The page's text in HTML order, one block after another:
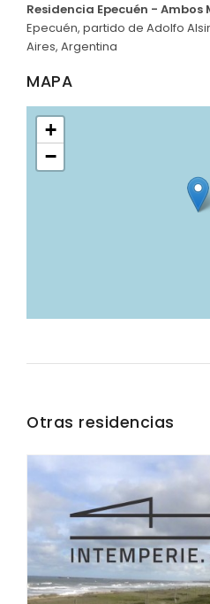
Residencia Epecuén - Ambos
Epecuén, partido de Adolfo
Aires, Argentina
MAPA
+
−
Otras residencias